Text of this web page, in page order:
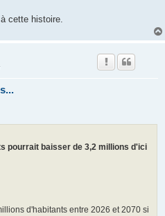
cette histoire.
pourrait baisser de 3,2 millions d'ici
d'habitants entre 2026 et 2070 si